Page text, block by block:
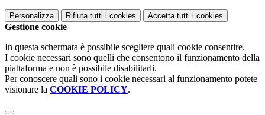
Personalizza Rifiuta tutti i cookies Accetta tutti i cookies
Gestione cookie
In questa schermata è possibile scegliere quali cookie consentire.
I cookie necessari sono quelli che consentono il funzionamento della
piattaforma e non è possibile disabilitarli.
Per conoscere quali sono i cookie necessari al funzionamento potete
visionare la COOKIE POLICY.